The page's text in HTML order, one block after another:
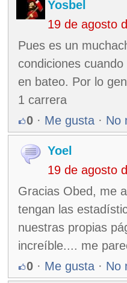
Yosbel
19 de agosto
Pues es un
condiciones
en bateo. Por lo
1 carrera
0 · Me gusta · No
Yoel
19 de agosto
Gracias Obed, me
tengan las
nuestras propias
increíble.... me
0 · Me gusta · No